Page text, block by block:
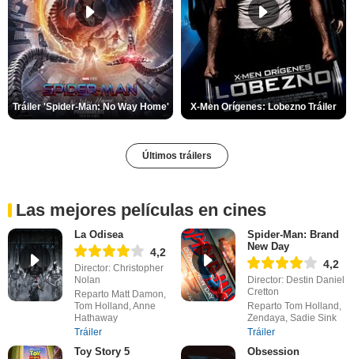
Tráiler 'Spider-Man: No Way Home' X-Men Orígenes: Lobezno Tráiler
Últimos tráilers
Las mejores películas en cines
La Odisea
4,2
Director: Christopher
Nolan
Reparto Matt Damon,
Tom Holland, Anne
Hathaway
Tráiler
Spider-Man: Brand
New Day
4,2
Director: Destin Daniel
Cretton
Reparto Tom Holland,
Zendaya, Sadie Sink
Tráiler
Toy Story 5 Obsession